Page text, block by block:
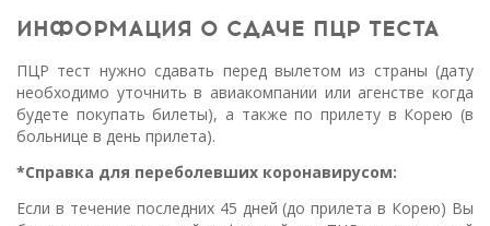
ИНФОРМАЦИЯ О СДАЧЕ ПЦР ТЕСТА
ПЦР тест нужно сдавать перед вылетом из страны (дату
необходимо уточнить в авиакомпании или агенстве когда
будете покупать билеты), а также по прилету в Корею (в
больнице в день прилета).
*Справка для переболевших коронавирусом:
Если в течение последних 45 дней (до прилета в Корею) Вы